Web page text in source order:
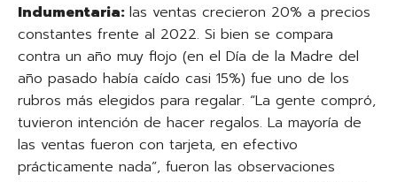
Indumentaria: las ventas crecieron 20% a precios
constantes frente al 2022. Si bien se compara
contra un año muy flojo (en el Día de la Madre del
año pasado había caído casi 15%) fue uno de los
rubros más elegidos para regalar. “La gente compró,
tuvieron intención de hacer regalos. La mayoría de
las ventas fueron con tarjeta, en efectivo
prácticamente nada”, fueron las observaciones